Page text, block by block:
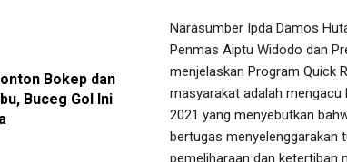
Bokep dan
Buceg Gol Ini
Narasumber Ipda Damos
Penmas Aiptu Widodo dan
menjelaskan Program Quick
masyarakat adalah mengacu
2021 yang menyebutkan
bertugas menyelenggarakan
pemeliharaan dan ketertiban